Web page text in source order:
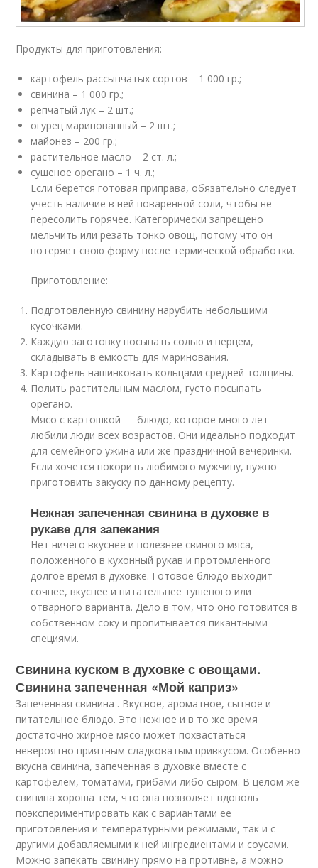
Продукты для приготовления:
картофель рассыпчатых сортов – 1 000 гр.;
свинина – 1 000 гр.;
репчатый лук – 2 шт.;
огурец маринованный – 2 шт.;
майонез – 200 гр.;
растительное масло – 2 ст. л.;
сушеное орегано – 1 ч. л.;
Если берется готовая приправа, обязательно следует
учесть наличие в ней поваренной соли, чтобы не
пересолить горячее. Категорически запрещено
мельчить или резать тонко овощ, потому что он
потеряет свою форму после термической обработки.
Приготовление:
Подготовленную свинину нарубить небольшими
кусочками.
Каждую заготовку посыпать солью и перцем,
складывать в емкость для маринования.
Картофель нашинковать кольцами средней толщины.
Полить растительным маслом, густо посыпать
орегано.
Мясо с картошкой — блюдо, которое много лет
любили люди всех возрастов. Они идеально подходит
для семейного ужина или же праздничной вечеринки.
Если хочется покорить любимого мужчину, нужно
приготовить закуску по данному рецепту.
Нежная запеченная свинина в духовке в
рукаве для запекания
Нет ничего вкуснее и полезнее свиного мяса,
положенного в кухонный рукав и протомленного
долгое время в духовке. Готовое блюдо выходит
сочнее, вкуснее и питательнее тушеного или
отварного варианта. Дело в том, что оно готовится в
собственном соку и пропитывается пикантными
специями.
Свинина куском в духовке с овощами.
Свинина запеченная «Мой каприз»
Запеченная свинина . Вкусное, ароматное, сытное и
питательное блюдо. Это нежное и в то же время
достаточно жирное мясо может похвастаться
невероятно приятным сладковатым привкусом. Особенно
вкусна свинина, запеченная в духовке вместе с
картофелем, томатами, грибами либо сыром. В целом же
свинина хороша тем, что она позволяет вдоволь
поэкспериментировать как с вариантами ее
приготовления и температурными режимами, так и с
другими добавляемыми к ней ингредиентами и соусами.
Можно запекать свинину прямо на противне, а можно